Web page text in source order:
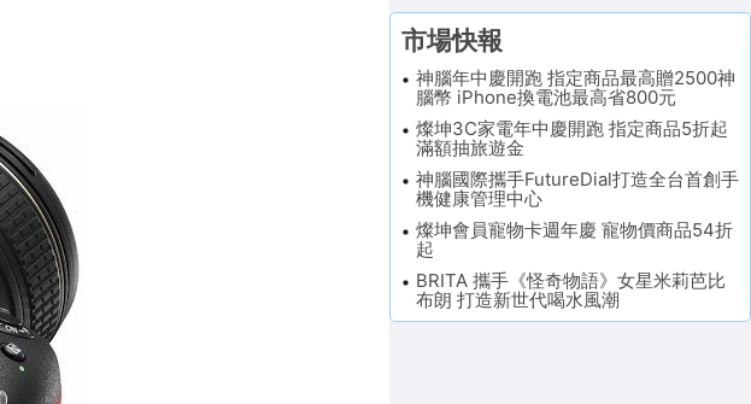
市場快報
神腦年中慶開跑 指定商品最高贈2500神
腦幣 iPhone換電池最高省800元
燦坤3C家電年中慶開跑 指定商品5折起
滿額抽旅遊金
神腦國際攜手FutureDial打造全台首創手
機健康管理中心
燦坤會員寵物卡週年慶 寵物價商品54折
起
BRITA 攜手《怪奇物語》女星米莉芭比
布朗 打造新世代喝水風潮